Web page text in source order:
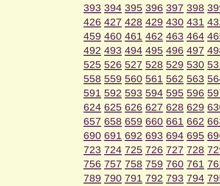
393 394 395 396 397 398
426 427 428 429 430 431
459 460 461 462 463 464
492 493 494 495 496 497
525 526 527 528 529 530
558 559 560 561 562 563
591 592 593 594 595 596
624 625 626 627 628 629
657 658 659 660 661 662
690 691 692 693 694 695
723 724 725 726 727 728
756 757 758 759 760 761
789 790 791 792 793 794